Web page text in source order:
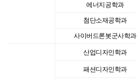
에너지공학과
첨단소재공학과
사이버드론봇군사학과
산업디자인학과
패션디자인학과